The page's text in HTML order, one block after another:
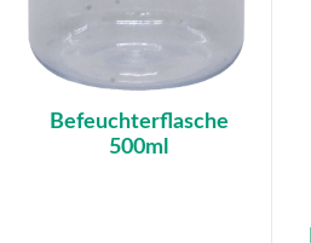
Befeuchterflasche
500ml